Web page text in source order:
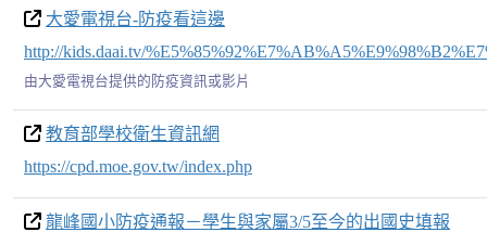
大愛電視台-防疫看這邊
http://kids.daai.tv/
由大愛電視台提供的防疫資訊或影片
教育部學校衛生資訊網
https://cpd.moe.gov.tw/index.php
龍峰國小防疫通報－學生與家屬3/5至今的出國史填報